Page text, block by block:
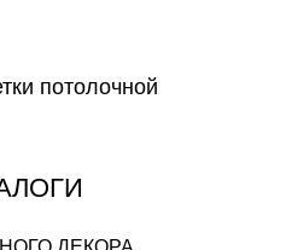
потолочной